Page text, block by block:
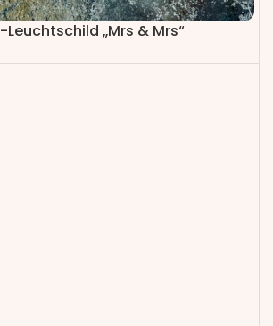
Leuchtschild „Mrs & Mrs“